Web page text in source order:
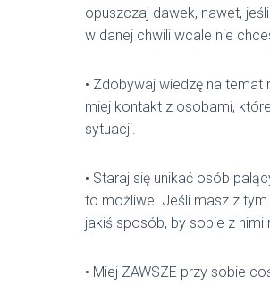
opuszczaj dawek, nawet,
w danej chwili wcale nie
• Zdobywaj wiedzę na temat
miej kontakt z osobami,
sytuacji.
• Staraj się unikać osób
to możliwe. Jeśli masz z tym
jakiś sposób, by sobie z nimi
• Miej ZAWSZE przy sobie